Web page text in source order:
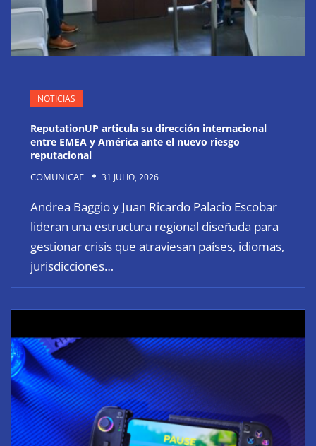
NOTICIAS
ReputationUP articula su dirección internacional
entre EMEA y América ante el nuevo riesgo
reputacional
COMUNICAE 31 JULIO, 2026
Andrea Baggio y Juan Ricardo Palacio Escobar
lideran una estructura regional diseñada para
gestionar crisis que atraviesan países, idiomas,
jurisdicciones…